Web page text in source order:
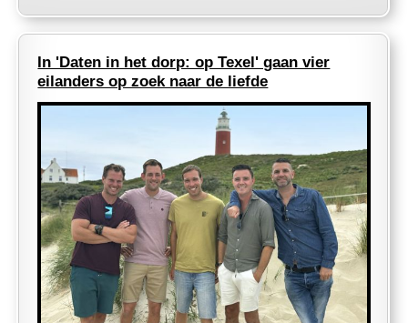
In 'Daten in het dorp: op Texel' gaan vier
eilanders op zoek naar de liefde